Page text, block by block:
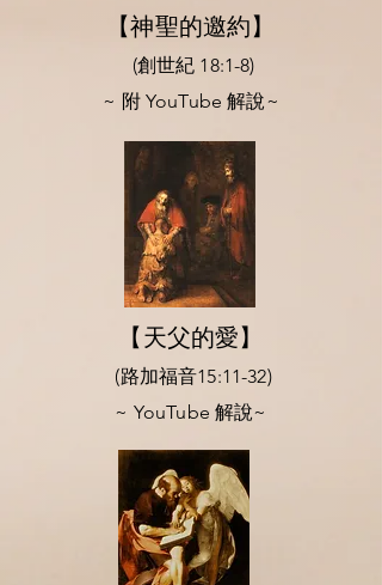
【神聖的邀約】
(創世紀 18:1-8)
​~ 附 YouTube 解說~
【天父的愛】
(路加福音15:11-32)
​~ YouTube 解說~